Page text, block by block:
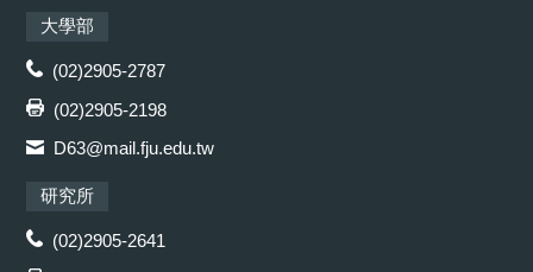
大學部
(02)2905-2787
(02)2905-2198
D63@mail.fju.edu.tw
研究所
(02)2905-2641